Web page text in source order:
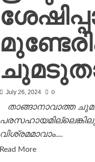
July 26, 2024 0
താങ്ങാനാവാത്ത
വിശ്രമമാവാം....
Read MoreRead